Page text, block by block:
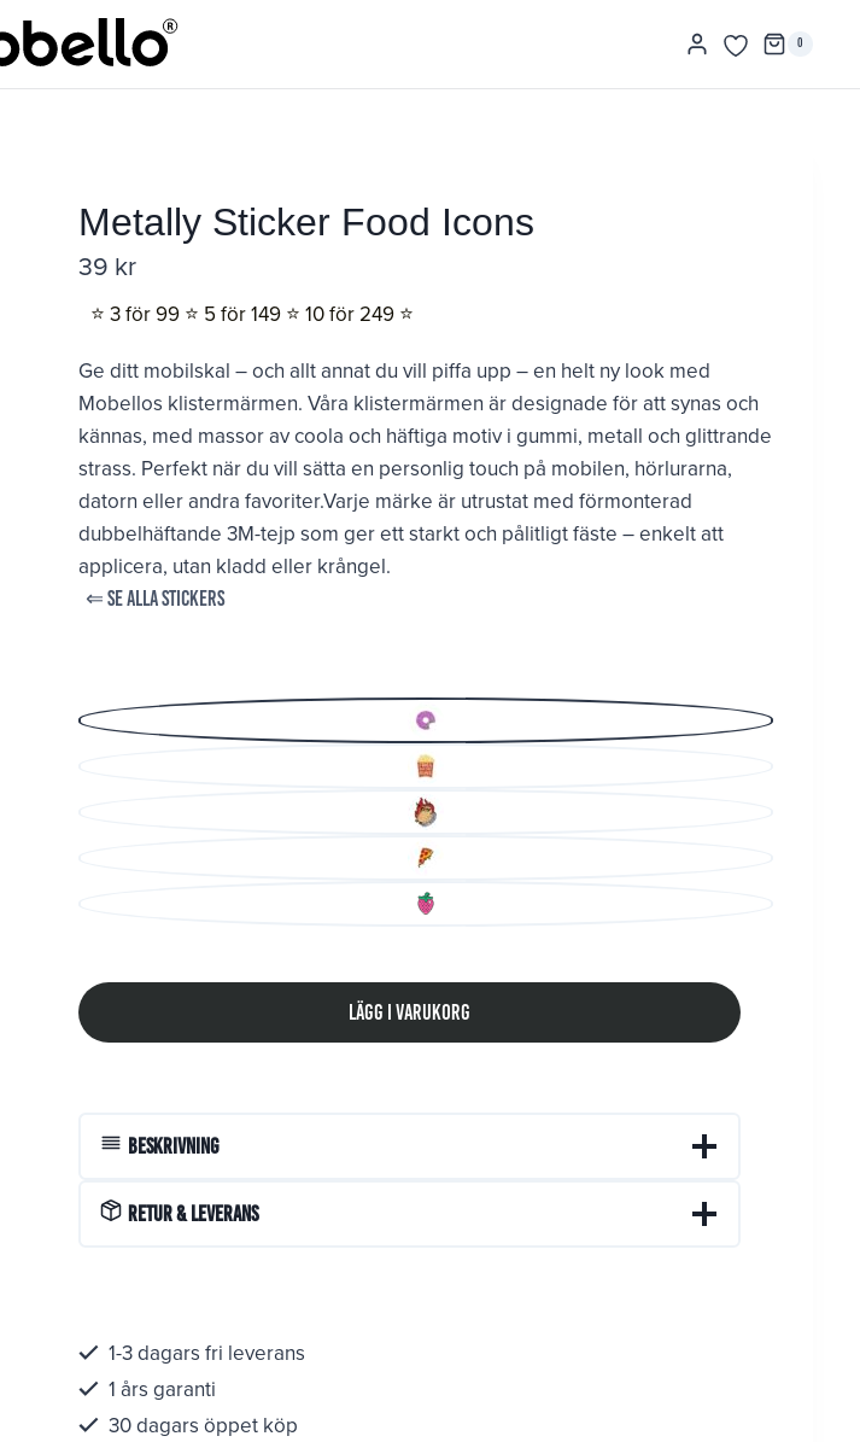
0
Metally Sticker Food Icons
39 kr
⭐️ 3 för 99 ⭐️ 5 för 149 ⭐️ 10 för 249 ⭐️
Ge ditt mobilskal – och allt annat du vill piffa upp – en helt ny look med
Mobellos klistermärmen. Våra klistermärmen är designade för att synas och
kännas, med massor av coola och häftiga motiv i gummi, metall och glittrande
strass. Perfekt när du vill sätta en personlig touch på mobilen, hörlurarna,
datorn eller andra favoriter.Varje märke är utrustat med förmonterad
dubbelhäftande 3M-tejp som ger ett starkt och pålitligt fäste – enkelt att
applicera, utan kladd eller krångel.
⇐ SE ALLA STICKERS
Lägg i varukorg
Beskrivning
Retur & Leverans
1-3 dagars fri leverans
1 års garanti
30 dagars öppet köp